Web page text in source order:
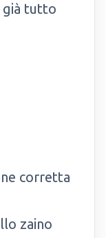
già tutto
corretta
zaino